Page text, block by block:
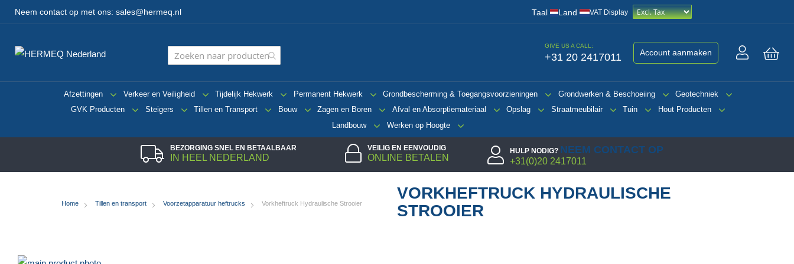
Neem contact op met ons: sales@hermeq.nl Taal/ Land VAT Display
GIVE US A CALL:
+31 20 2417011 Account aanmaken
Afzettingen Verkeer en Veiligheid Tijdelijk Hekwerk Permanent Hekwerk Grondbescherming & Toegangsvoorzieningen Grondwerken & Beschoeiing
Geotechniek
GVK Producten
Steigers Tillen en Transport Bouw Zagen en Boren Afval en Absorptiemateriaal Opslag Straatmeubilair Tuin
Hout Producten
Landbouw
Werken op Hoogte
BEZORGING SNEL EN BETAALBAAR
IN HEEL NEDERLAND
VEILIG EN EENVOUDIG
ONLINE BETALEN
HULP NODIG? NEEM CONTACT OP
+31(0)20 2417011
Home Tillen en transport Voorzetapparatuur heftrucks Vorkheftruck Hydraulische Strooier
VORKHEFTRUCK HYDRAULISCHE
STROOIER